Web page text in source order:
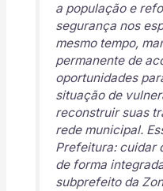
a população e
segurança nos
mesmo tempo,
permanente de
oportunidades
situação de
reconstruir suas
rede municipal.
Prefeitura: cuidar
de forma
subprefeito da